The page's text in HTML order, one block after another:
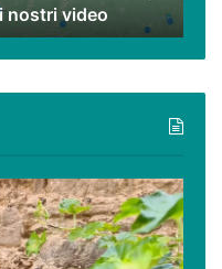
nostri video